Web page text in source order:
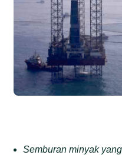
Semburan minyak